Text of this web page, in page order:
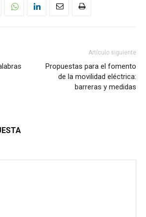
Artículo siguiente
Propuestas para el fomento
de la movilidad eléctrica:
barreras y medidas